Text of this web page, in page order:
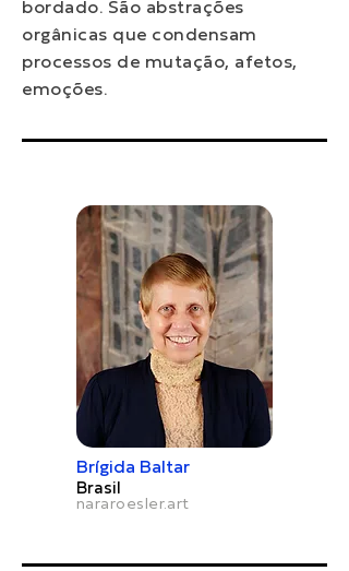
bordado. São abstrações
orgânicas que condensam
processos de mutação, afetos,
emoções.
Brígida Baltar
Brasil
nararoesler.art